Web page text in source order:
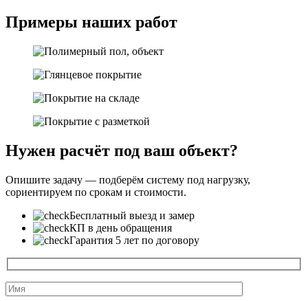
Примеры наших работ
Нужен расчёт под ваш объект?
Опишите задачу — подберём систему под нагрузку,
сориентируем по срокам и стоимости.
Бесплатный выезд и замер
КП в день обращения
Гарантия 5 лет по договору